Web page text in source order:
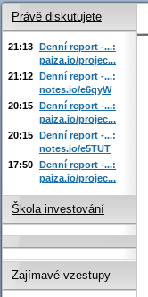
Právě diskutujete
21:13 Denní report -...:
paiza.io/projec...
21:12 Denní report -...:
notes.io/e6qyW
20:15 Denní report -...:
paiza.io/projec...
20:15 Denní report -...:
notes.io/e5TUT
17:50 Denní report -...:
paiza.io/projec...
Škola investování
Zajímavé vzestupy